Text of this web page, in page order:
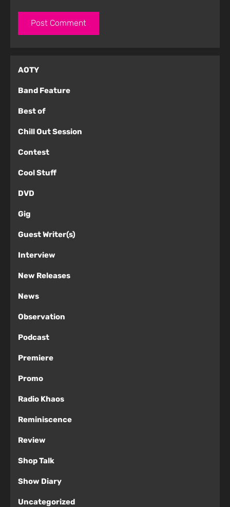
AOTY
Band Feature
Best of
Chill Out Session
Contest
Cool Stuff
DVD
Gig
Guest Writer(s)
Interview
New Releases
News
Observation
Podcast
Premiere
Promo
Radio Khaos
Reminiscence
Review
Shop Talk
Show Diary
Uncategorized